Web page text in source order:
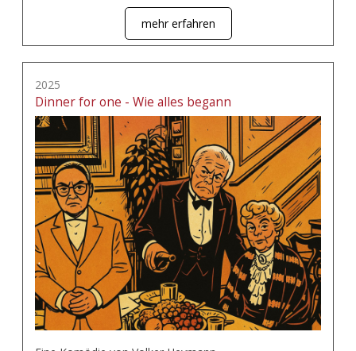
mehr erfahren
2025
Dinner for one - Wie alles begann